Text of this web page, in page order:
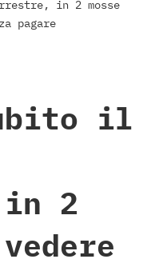
in 2 mosse
pagare
il
2